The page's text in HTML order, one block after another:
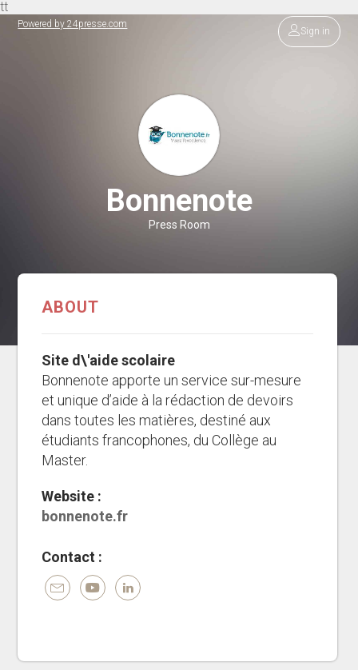
tt
Powered by 24presse.com
Sign in
Bonnenote
Press Room
ABOUT
Site d\'aide scolaire
Bonnenote apporte un service sur-mesure
et unique d’aide à la rédaction de devoirs
dans toutes les matières, destiné aux
étudiants francophones, du Collège au
Master.
Website :
bonnenote.fr
Contact :